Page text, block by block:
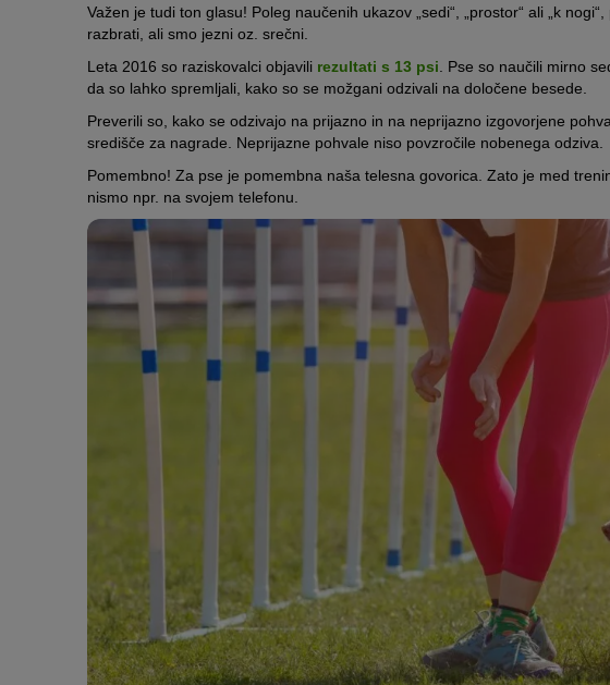
Važen je tudi ton glasu! Poleg naučenih ukazov „sedi“, „prostor“ ali „k
razbrati, ali smo jezni oz. srečni.
Leta 2016 so raziskovalci objavili rezultati s 13 psi . Pse so naučili mirno
da so lahko spremljali, kako so se možgani odzivali na določene besede.
Preverili so, kako se odzivajo na prijazno in na neprijazno izgovorjene
središče za nagrade. Neprijazne pohvale niso povzročile nobenega odziva.
Pomembno! Za pse je pomembna naša telesna govorica. Zato je med
nismo npr. na svojem telefonu.